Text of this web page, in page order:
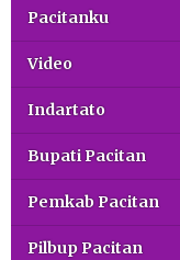
Pacitanku
Video
Indartato
Bupati Pacitan
Pemkab Pacitan
Pilbup Pacitan